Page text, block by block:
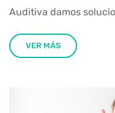
Auditiva damos
VER MÁS